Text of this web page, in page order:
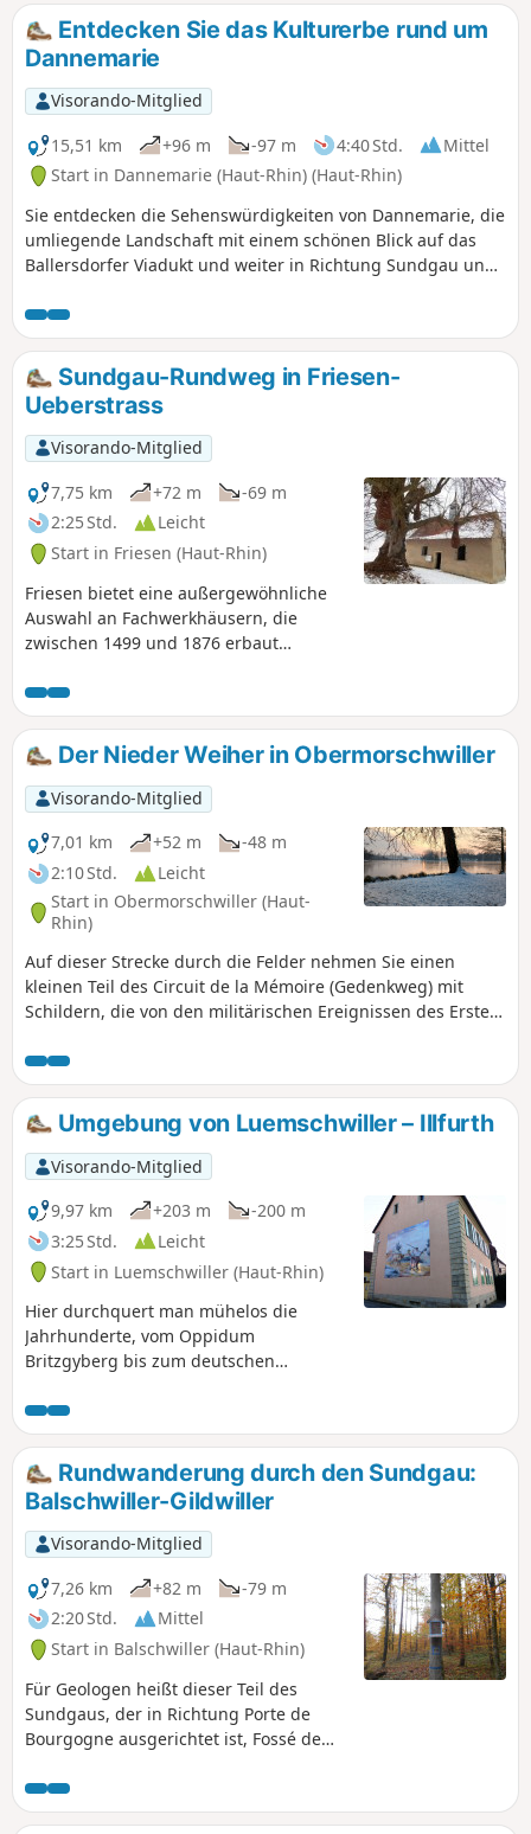
Entdecken Sie das Kulturerbe rund um
Dannemarie
Visorando-Mitglied
15,51 km
+96 m -97 m 4:40 Std.
Mittel
Start in Dannemarie (Haut-Rhin) (Haut-Rhin)
Sie entdecken die Sehenswürdigkeiten von Dannemarie, die
umliegende Landschaft mit einem schönen Blick auf das
Ballersdorfer Viadukt und weiter in Richtung Sundgau und
Nautique“ am Rhein-Rhône-Kanal sowie die ehemaligen
Gilardoni-Ziegeleien bewundern.
Sundgau-Rundweg in Friesen-
Ueberstrass
Visorando-Mitglied
7,75 km
+72 m
-69 m
2:25 Std.
Leicht
Start in Friesen (Haut-Rhin)
Friesen bietet eine außergewöhnliche
Auswahl an Fachwerkhäusern, die
zwischen 1499 und 1876 erbaut
Bestandsaufnahme ermöglicht der
Spaziergang die Annäherung an
zahlreiche Zeugen einer ländlichen
Welt, die nach dem Zweiten Weltkrieg
für immer verschwunden ist. Ein
Feldweg führt dann zur Kapelle Notre-
Dame de Grünenwald und nach
Ueberstrass, auf den Spuren der
Malteserritter.
Der Nieder Weiher in Obermorschwiller
Visorando-Mitglied
7,01 km
+52 m
-48 m
2:10 Std.
Leicht
Start in Obermorschwiller (Haut-
Rhin)
Auf dieser Strecke durch die Felder nehmen Sie einen
kleinen Teil des Circuit de la Mémoire (Gedenkweg) mit
Schildern, die von den militärischen Ereignissen des Ersten
Teich zu umrunden, der durch seine Größe beeindruckt
und zu jeder Jahreszeit angenehm ist. Zahlreiche Bänke
säumen den Weg.
Umgebung von Luemschwiller – Illfurth
Visorando-Mitglied
9,97 km
+203 m
-200 m
3:25 Std.
Leicht
Start in Luemschwiller (Haut-Rhin)
Hier durchquert man mühelos die
Jahrhunderte, vom Oppidum
Britzgyberg bis zum deutschen
man das weitläufige Altenberg-Massiv
und das noch gut erhaltene Dorf
Luemschwiller durchquert, könnte man
für einen Moment glauben, die Zeit sei
stehen geblieben.
Rundwanderung durch den Sundgau:
Balschwiller-Gildwiller
Visorando-Mitglied
7,26 km
+82 m
-79 m
2:20 Std.
Mittel
Start in Balschwiller (Haut-Rhin)
Für Geologen heißt dieser Teil des
Sundgaus, der in Richtung Porte de
Bourgogne ausgerichtet ist, Fossé de
Landschaft ragt nur ein bewaldeter
Hügel hervor. Auf seinem Gipfel steht